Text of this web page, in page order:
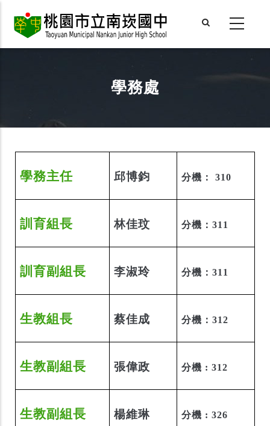
學務處
學務主任 邱博鈞 分機： 310
訓育組長 林佳玟 分機：311
訓育副組長 李淑玲 分機：311
生教組長 蔡佳成 分機：312
生教副 組長 張偉政 分機 : 312
生教副 組長 楊維琳 分機 : 326